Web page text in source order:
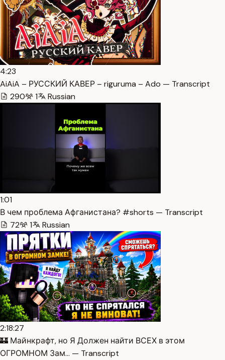
4:23
AiAiA – РУССКИЙ КАВЕР – riguruma – Ado — Transcript
290
1 Russian
1:01
В чем проблема Афганистана? #shorts — Transcript
72
1 Russian
2:18:27
🏰 Майнкрафт, но Я Должен найти ВСЕХ в этом
ОГРОМНОМ Зам… — Transcript